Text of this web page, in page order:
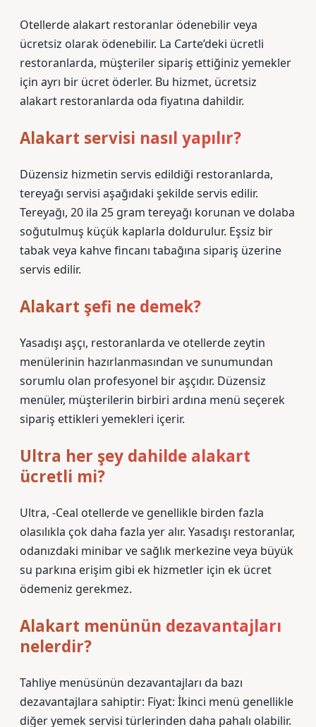
Otellerde alakart restoranlar ödenebilir veya
ücretsiz olarak ödenebilir. La Carte’deki ücretli
restoranlarda, müşteriler sipariş ettiğiniz yemekler
için ayrı bir ücret öderler. Bu hizmet, ücretsiz
alakart restoranlarda oda fiyatına dahildir.
Alakart servisi nasıl yapılır?
Düzensiz hizmetin servis edildiği restoranlarda,
tereyağı servisi aşağıdaki şekilde servis edilir.
Tereyağı, 20 ila 25 gram tereyağı korunan ve dolaba
soğutulmuş küçük kaplarla doldurulur. Eşsiz bir
tabak veya kahve fincanı tabağına sipariş üzerine
servis edilir.
Alakart şefi ne demek?
Yasadışı aşçı, restoranlarda ve otellerde zeytin
menülerinin hazırlanmasından ve sunumundan
sorumlu olan profesyonel bir aşçıdır. Düzensiz
menüler, müşterilerin birbiri ardına menü seçerek
sipariş ettikleri yemekleri içerir.
Ultra her şey dahilde alakart
ücretli mi?
Ultra, -Ceal otellerde ve genellikle birden fazla
olasılıkla çok daha fazla yer alır. Yasadışı restoranlar,
odanızdaki minibar ve sağlık merkezine veya büyük
su parkına erişim gibi ek hizmetler için ek ücret
ödemeniz gerekmez.
Alakart menünün dezavantajları
nelerdir?
Tahliye menüsünün dezavantajları da bazı
dezavantajlara sahiptir: Fiyat: İkinci menü genellikle
diğer yemek servisi türlerinden daha pahalı olabilir.